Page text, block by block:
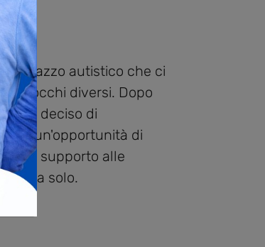
ragazzo autistico che ci
con occhi diversi. Dopo
deciso di
in un'opportunità di
di supporto alle
senta solo.